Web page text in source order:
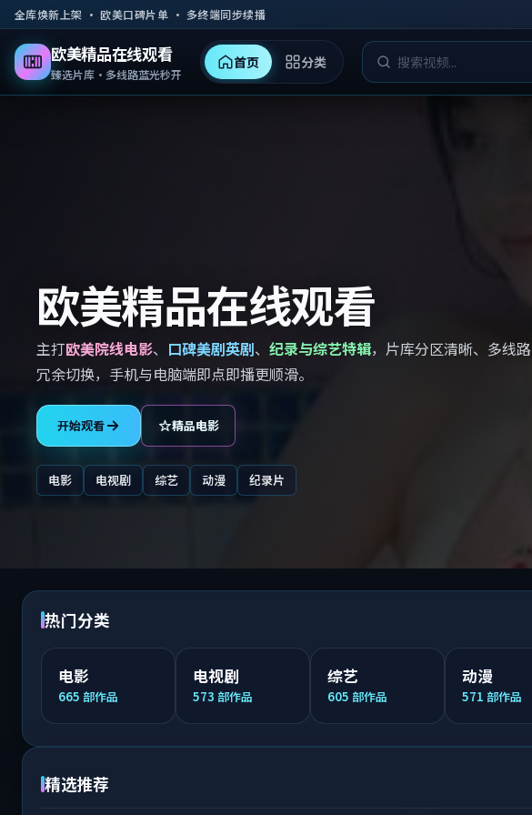
跳到主要内容
全库焕新上架 · 欧美口碑片单 · 多终端同步续播
欧美精品在线观看
臻选片库·多线路蓝光秒开
首页 分类
欧美精品在线观看
主打欧美院线电影、 口碑美剧英剧、 纪录与综艺特辑，片库分区清晰、多线路
冗余切换，手机与电脑端即点即播更顺滑。
开始观看 精品电影
电影 电视剧 综艺 动漫 纪录片
热门分类
电影
665 部作品
电视剧
573 部作品
综艺
605 部作品
动漫
571 部作品
精选推荐